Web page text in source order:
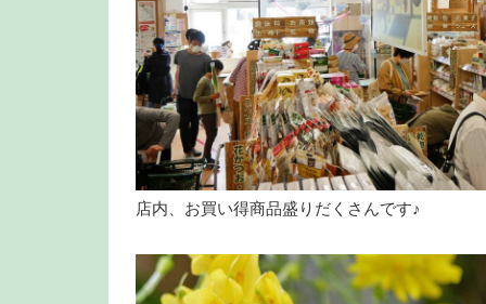
店内、お買い得商品盛りだくさんです♪